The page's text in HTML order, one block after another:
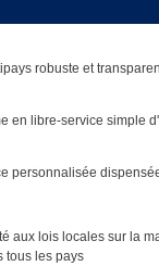
robuste et
en libre-service simple
personnalisée
aux lois locales sur la
tous les pays